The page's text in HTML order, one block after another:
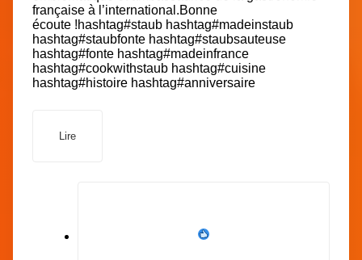
française à l’international.Bonne
écoute !hashtag#staub hashtag#madeinstaub
hashtag#staubfonte hashtag#staubsauteuse
hashtag#fonte hashtag#madeinfrance
hashtag#cookwithstaub hashtag#cuisine
hashtag#histoire hashtag#anniversaire
Lire